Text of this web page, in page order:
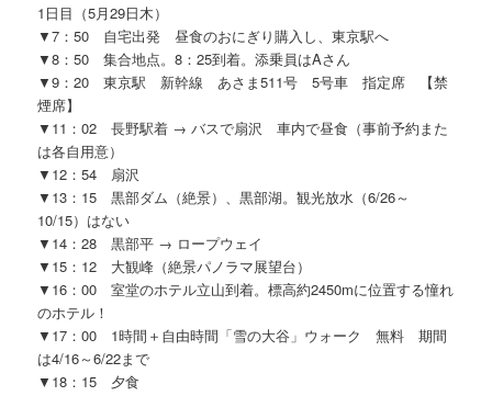
1日目（5月29日木）
▼7：50 自宅出発 昼食のおにぎり購入し、東京駅へ
▼8：50 集合地点。8：25到着。添乗員はAさん
▼9：20 東京駅 新幹線 あさま511号 5号車 指定席 【禁
煙席】
▼11：02 長野駅着 → バスで扇沢 車内で昼食（事前予約また
は各自用意）
▼12：54 扇沢
▼13：15 黒部ダム（絶景）、黒部湖。観光放水（6/26～
10/15）はない
▼14：28 黒部平 → ロープウェイ
▼15：12 大観峰（絶景パノラマ展望台）
▼16：00 室堂のホテル立山到着。標高約2450mに位置する憧れ
のホテル！
▼17：00 1時間＋自由時間「雪の大谷」ウォーク 無料 期間
は4/16～6/22まで
▼18：15 夕食